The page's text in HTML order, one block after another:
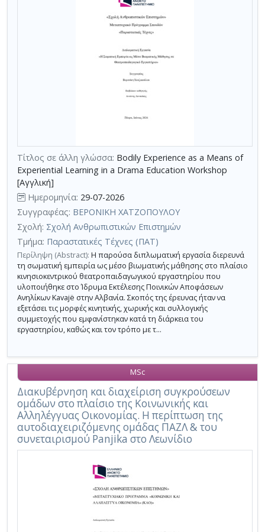
Τίτλος σε άλλη γλώσσα: Bodily Experience as a Means of
Experiential Learning in a Drama Education Workshop
[Αγγλική]
Ημερομηνία: 29-07-2026
Συγγραφέας: ΒΕΡΟΝΙΚΗ ΧΑΤΖΟΠΟΥΛΟΥ
Σχολή: Σχολή Ανθρωπιστικών Επιστημών
Τμήμα: Παραστατικές Τέχνες (ΠΑΤ)
Περίληψη (Abstract): Η παρούσα διπλωματική εργασία διερευνά
τη σωματική εμπειρία ως μέσο βιωματικής μάθησης στο πλαίσιο
κινησιοκεντρικού θεατροπαιδαγωγικού εργαστηρίου που
υλοποιήθηκε στο Ίδρυμα Εκτέλεσης Ποινικών Αποφάσεων
Ανηλίκων Kavajë στην Αλβανία. Σκοπός της έρευνας ήταν να
εξετάσει τις μορφές κινητικής, χωρικής και συλλογικής
συμμετοχής που εμφανίστηκαν κατά τη διάρκεια του
εργαστηρίου, καθώς και τον τρόπο με τ...
Διακυβέρνηση και διαχείριση συγκρούσεων
ομάδων στο πλαίσιο της Κοινωνικής και
Αλληλέγγυας Οικονομίας. Η περίπτωση της
αυτοδιαχειριζόμενης ομάδας ΠΑΖΛ & του
συνεταιρισμού Panjika στο Λεωνίδιο
MSc